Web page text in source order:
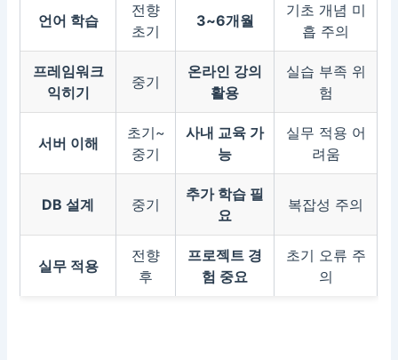
언어 학습
전향
초기
3~6개월
기초 개념 미
흡 주의
프레임워크
익히기
중기
온라인 강의
활용
실습 부족 위
험
서버 이해
초기~
중기
사내 교육 가
능
실무 적용 어
려움
DB 설계 중기
추가 학습 필
요
복잡성 주의
실무 적용
전향
후
프로젝트 경
험 중요
초기 오류 주
의